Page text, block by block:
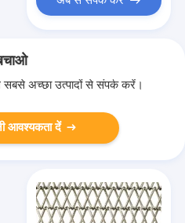
अच्छा उत्पादों से संपर्क करें।
आवश्यकता दें